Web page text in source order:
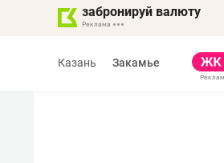
забронируй валюту
Казань Закамье